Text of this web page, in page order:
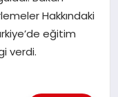
Hakkındaki
eğitim
verdi.